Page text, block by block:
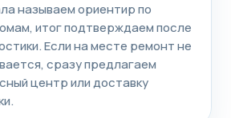
называем ориентир по
итог подтверждаем после
Если на месте ремонт не
сразу предлагаем
центр или доставку